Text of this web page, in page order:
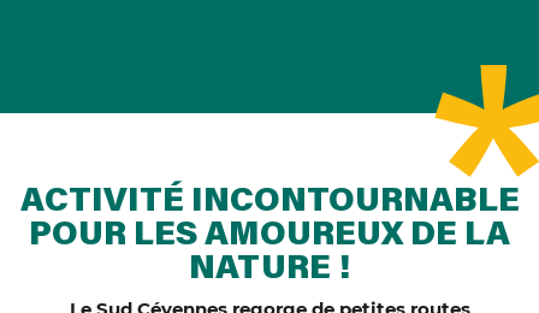
ACTIVITÉ INCONTOURNABLE
POUR LES AMOUREUX DE LA
NATURE !